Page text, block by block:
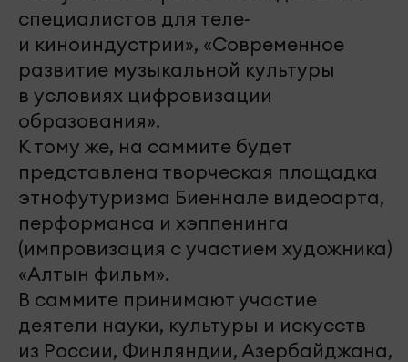
специалистов для теле-
и киноиндустрии», «Современное
развитие музыкальной культуры
в условиях цифровизации
образования».
К тому же, на саммите будет
представлена творческая площадка
этнофутуризма Биеннале видеоарта,
перформанса и хэппенинга
(импровизация с участием художника)
«Алтын фильм».
В саммите принимают участие
деятели науки, культуры и искусств
из России, Финляндии, Азербайджана,